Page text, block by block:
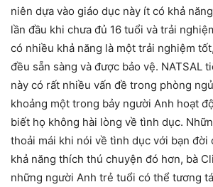
niên dựa vào giáo dục này ít có khả
lần đầu khi chưa đủ 16 tuổi và trải
có nhiều khả năng là một trải nghiệm
đều sẵn sàng và được bảo vệ. NATSAL
này có rất nhiều vấn đề trong phòng
khoảng một trong bảy người Anh hoạt
biết họ không hài lòng về tình dục.
thoải mái khi nói về tình dục với bạn đời
khả năng thích thú chuyện đó hơn, bà
những người Anh trẻ tuổi có thể tương